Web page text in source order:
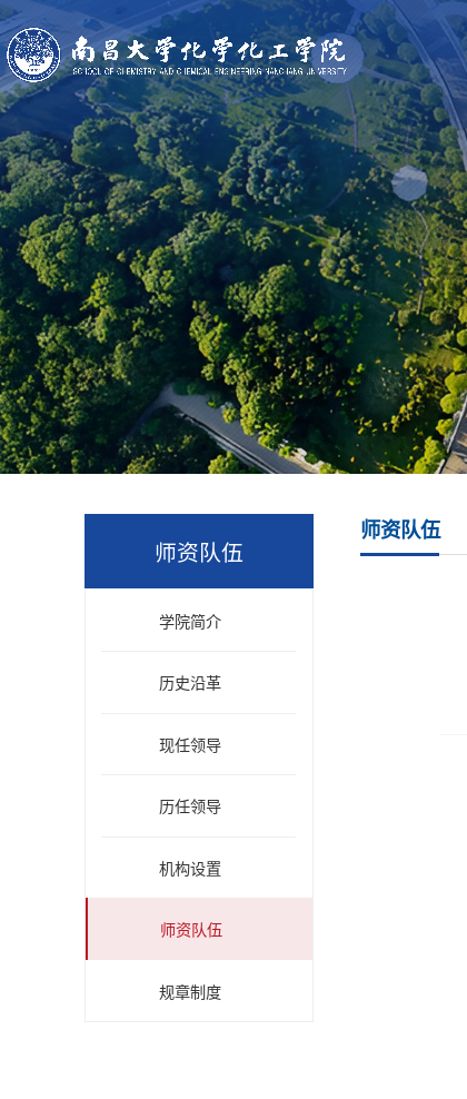
师资队伍
学院简介
历史沿革
现任领导
历任领导
机构设置
师资队伍
规章制度
师资队伍